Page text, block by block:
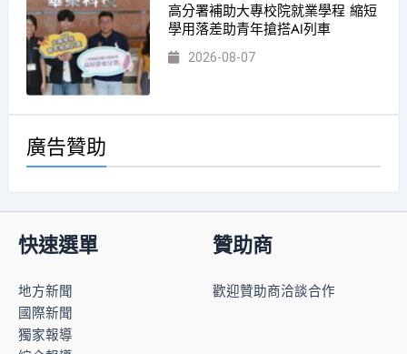
高分署補助大專校院就業學程 縮短
學用落差助青年搶搭AI列車
2026-08-07
廣告贊助
快速選單
地方新聞
國際新聞
獨家報導
贊助商
歡迎贊助商洽談合作